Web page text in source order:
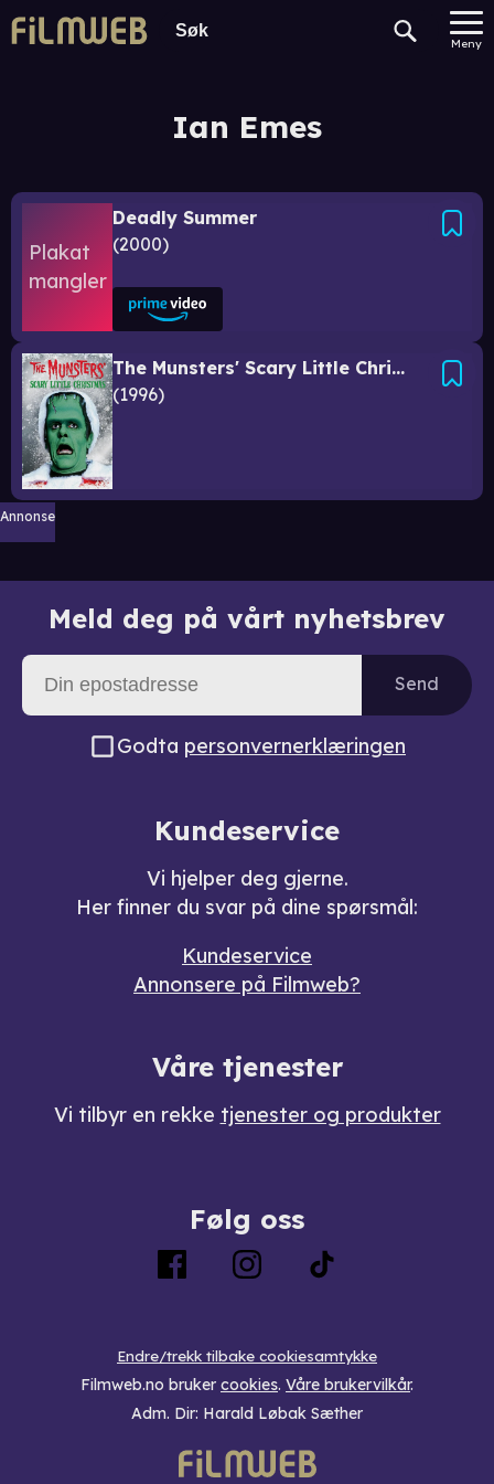
Meny
Ian Emes
Deadly Summer
2000
The Munsters' Scary Little Christmas
1996
Annonse
Meld deg på vårt nyhetsbrev
Send
Godta personvernerklæringen
Kundeservice
Vi hjelper deg gjerne.
Her finner du svar på dine spørsmål:
Kundeservice
Annonsere på Filmweb?
Våre tjenester
Vi tilbyr en rekke tjenester og produkter
Følg oss
Endre/trekk tilbake cookiesamtykke
Filmweb.no bruker cookies. Våre brukervilkår.
Adm. Dir: Harald Løbak Sæther